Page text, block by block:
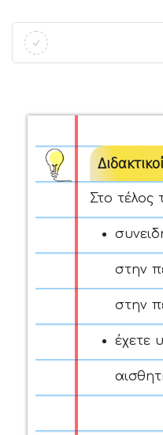
Μπλοκ
Απαιτήσεις ολοκλήρωσης
Στο τέλος
στην
στην
έχετε